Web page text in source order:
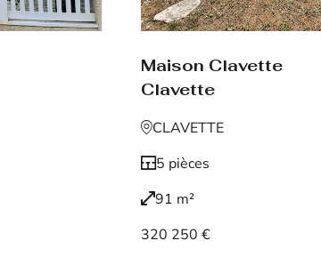
Maison Clavette
Clavette
CLAVETTE
5 pièces
91 m²
320 250 €